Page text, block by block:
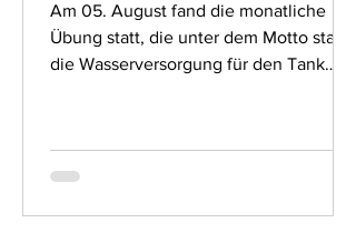
Am 05. August fand die monatliche
Übung statt, die unter dem Motto stand,
die Wasserversorgung für den Tank